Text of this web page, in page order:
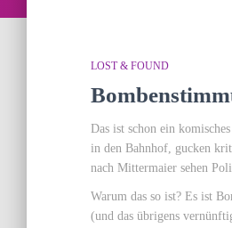
LOST & FOUND
Das ist schon ein
in den Bahnhof, gucken
nach Mittermaier sehen
Warum das so ist? Es ist
(und das übrigens